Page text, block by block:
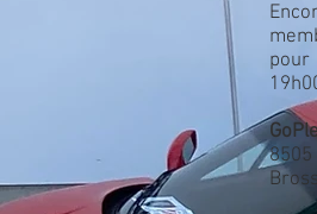
pour
8505